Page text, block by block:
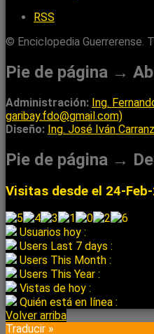
RSS
© Enciclopedia Guerrerense.
Pie de página →
Administración: Ing.
garibay.fdo@gmail.com)
Diseño: Ing. José Iván
Pie de página →
Visitas desde el 24-
Usuarios hoy :
Users Last 7 days :
Users This Month :
Users This Year :
Vistas de hoy :
Quién está en línea :
Volver arriba
Traducir »